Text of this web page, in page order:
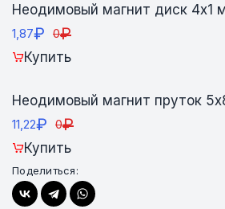
Неодимовый магнит диск 4х1
1,87₽ 0₽
Купить
Неодимовый магнит пруток
11,22₽ 0₽
Купить
Поделиться: